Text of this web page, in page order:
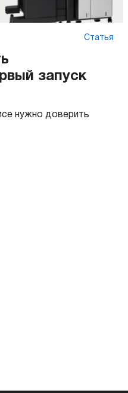
Статья
запуск
нужно доверить